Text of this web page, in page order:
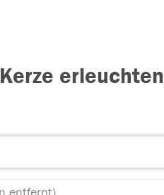
Kerze erleuchten